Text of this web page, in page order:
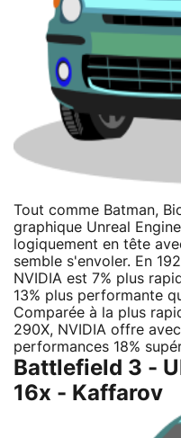
Tout comme Batman,
graphique Unreal
logiquement en tête
semble s'envoler. En
NVIDIA est 7% plus
13% plus performante
Comparée à la plus
290X, NVIDIA offre
performances 18%
Battlefield 3 -
16x - Kaffarov